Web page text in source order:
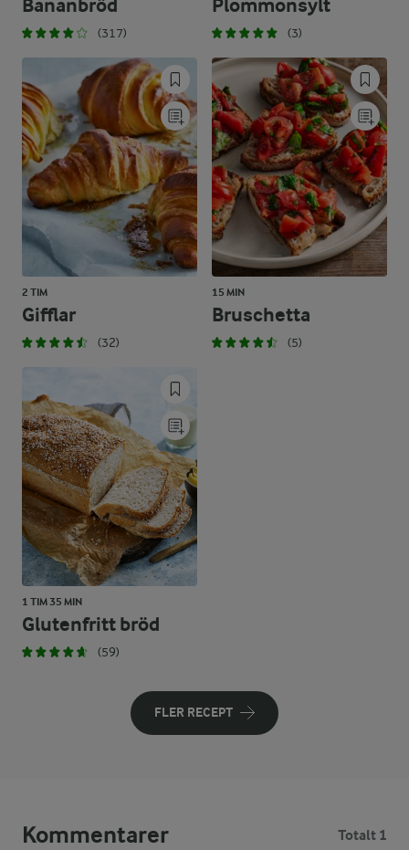
Bananbröd
(317)
Plommonsylt
(3)
2 TIM
Gifflar
(32)
15 MIN
Bruschetta
(5)
1 TIM 35 MIN
Glutenfritt bröd
(59)
FLER RECEPT
Kommentarer Totalt 1